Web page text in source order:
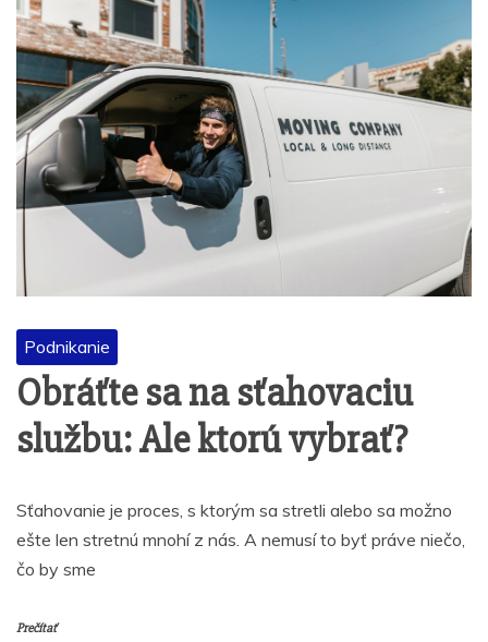
Podnikanie
Obráťte sa na sťahovaciu
službu: Ale ktorú vybrať?
Sťahovanie je proces, s ktorým sa stretli alebo sa možno
ešte len stretnú mnohí z nás. A nemusí to byť práve niečo,
čo by sme
Prečítať